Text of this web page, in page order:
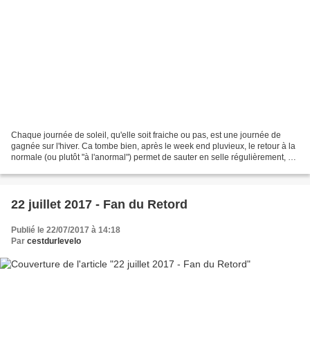
Chaque journée de soleil, qu'elle soit fraiche ou pas, est une journée de
gagnée sur l'hiver. Ca tombe bien, après le week end pluvieux, le retour à la
normale (ou plutôt "à l'anormal") permet de sauter en selle régulièrement, à
22 juillet 2017 - Fan du Retord
Publié le 22/07/2017 à 14:18
Par cestdurlevelo